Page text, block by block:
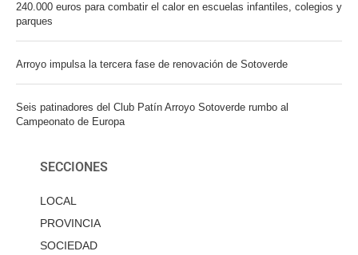
240.000 euros para combatir el calor en escuelas infantiles, colegios y
parques
Arroyo impulsa la tercera fase de renovación de Sotoverde
Seis patinadores del Club Patín Arroyo Sotoverde rumbo al
Campeonato de Europa
SECCIONES
LOCAL
PROVINCIA
SOCIEDAD